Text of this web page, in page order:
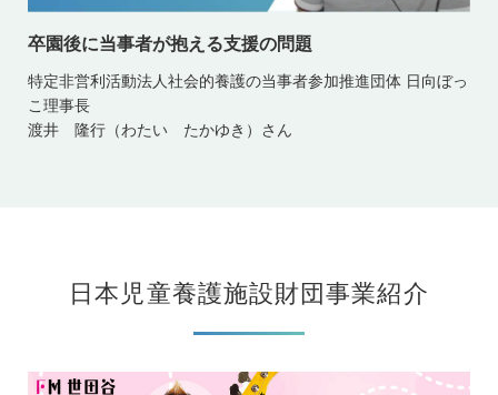
卒園後に当事者が抱える支援の問題
特定非営利活動法人社会的養護の当事者参加推進団体 日向ぼっ
こ理事長
渡井 隆行（わたい たかゆき）さん
日本児童養護施設財団事業紹介